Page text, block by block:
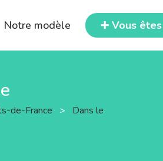
Notre modèle ➕ Vous
de-France >
Dans le